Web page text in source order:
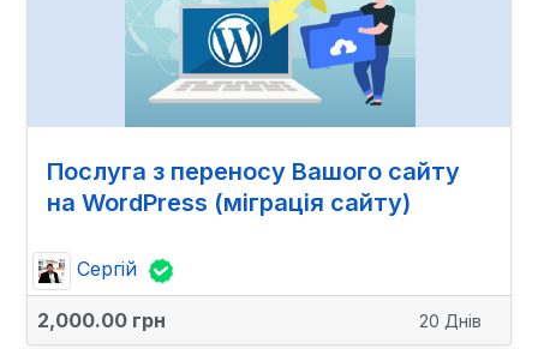
Послуга з переносу Вашого сайту
на WordPress (міграція сайту)
Сергій
2,000.00 грн 20 Днів